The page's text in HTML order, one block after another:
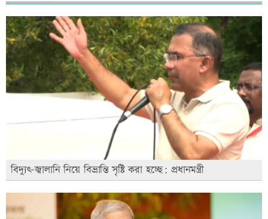
বিদ্যুৎ-জ্বালানি নিয়ে বিভ্রান্তি সৃষ্টি করা হচ্ছে: প্রধানমন্ত্রী